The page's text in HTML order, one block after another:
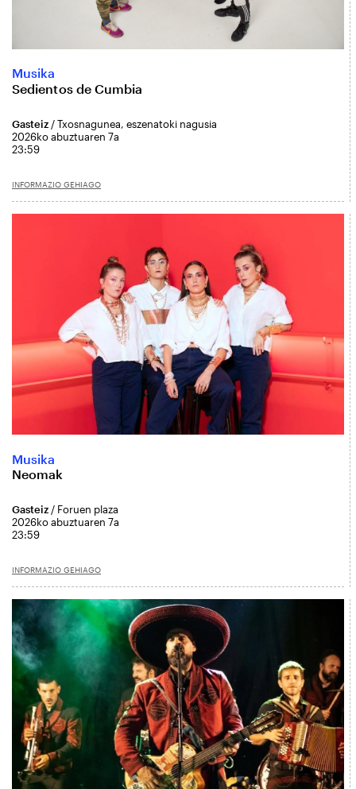
Musika
Sedientos de Cumbia
Gasteiz / Txosnagunea, eszenatoki nagusia
2026ko abuztuaren 7a
23:59
INFORMAZIO GEHIAGO
Musika
Neomak
Gasteiz/ Foruen plaza
2026ko abuztuaren 7a
23:59
INFORMAZIO GEHIAGO